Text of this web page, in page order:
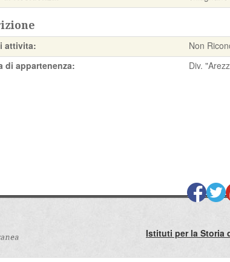
attivita:
Non
di appartenenza:
Div.
Istituti per la Storia